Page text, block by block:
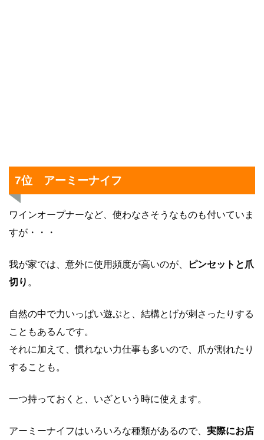
7位 アーミーナイフ
ワインオープナーなど、使わなさそうなものも付いていま
すが・・・
我が家では、意外に使用頻度が高いのが、
ピンセットと爪
切り 。
自然の中で力いっぱい遊ぶと、結構とげが刺さったりする
こともあるんです。
それに加えて、慣れない力仕事も多いので、爪が割れたり
することも。
一つ持っておくと、いざという時に使えます。
アーミーナイフはいろいろな種類があるので、 実際にお店